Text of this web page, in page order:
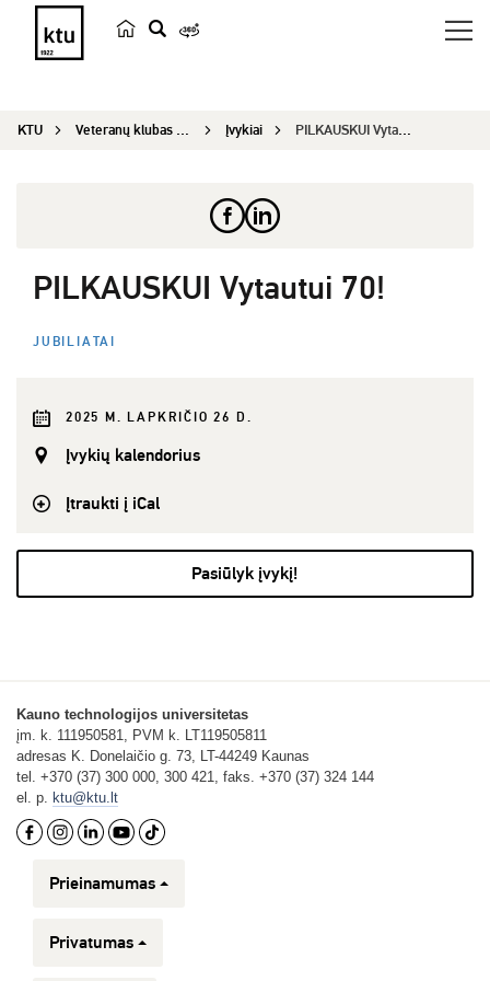
e
KTU Veteranų klubas „Emeritus“ Įvykiai PILKAUSKUI Vytautui 70!
PILKAUSKUI Vytautui 70!
JUBILIATAI
2025 M. LAPKRIČIO 26 D.
Įvykių kalendorius
Įtraukti į iCal
Pasiūlyk įvykį!
Kauno technologijos universitetas
įm. k. 111950581, PVM k. LT119505811
adresas K. Donelaičio g. 73, LT-44249 Kaunas
tel. +370 (37) 300 000, 300 421, faks. +370 (37) 324 144
el. p. ktu@ktu.lt
Prieinamumas
Privatumas